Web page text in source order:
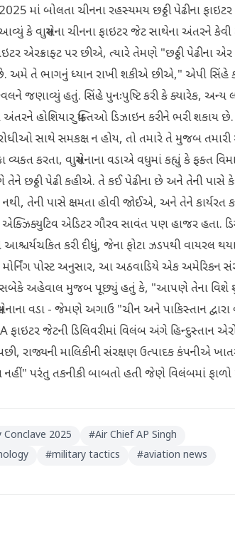
માં બોલતા ચીનના રહસ્યમય છઠ્ઠી પેઢીના
કે વાયુસેના ચીનના ફાઇટર જેટ સાથેના અંતરને કેવી
એરક્રાફ્ટ પર છીએ, ત્યારે તેમણે "છઠ્ઠી પેઢીના એર
અમે તે ભાગનું ધ્યાન રાખી શકીએ છીએ," એપી સિંહે
જણાવ્યું હતું. સિંહે પુનઃપુષ્ટિ કરી કે ક્યારેક, અન્ય
હોશિયાર યુક્તિઓ ડિઝાઇન કરીને ભરી શકાય છે.
સાથે સમકક્ષ ન હોય, તો તમારે તે મુજબ તમારી
કરતા, વાયુસેનાના વડાએ વધુમાં કહ્યું કે ફક્ત
છઠ્ઠી પેઢી કહીએ. તે કઈ પેઢીના છે અને તેની પાસે
તેની પાસે ક્ષમતા હોવી જોઈએ, અને તેને
એક્ઝિક્યુટિવ એડિટર ગૌરવ સાવંત પણ હાજર હતા.
આશ્ચર્યચકિત કરી દીધું, જેના ફોટા ઝડપથી વાયરલ
પોસ્ટ અનુસાર, આ અઠવાડિયે એક અમેરિકન
અહેવાલ મુજબ પૂછ્યું હતું કે, "આપણે તેના વિશે
વડા - જેમણે અગાઉ "ચીન અને પાકિસ્તાન દ્વારા
જેટની ડિલિવરીમાં વિલંબ અંગે હિન્દુસ્તાન
રાજ્યની માલિકીની સંરક્ષણ ઉત્પાદક કંપનીએ
પરંતુ તકનીકી બાબતો હતી જેણે વિલંબમાં
2025 #Air Chief AP Singh
#military tactics #aviation news